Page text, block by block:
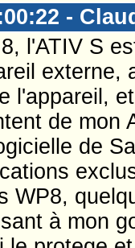
-
l'ATIV S
externe,
l'appareil,
de mon
de
WP8,
à mon